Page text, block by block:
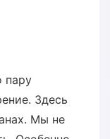
пару
Здесь
Мы не